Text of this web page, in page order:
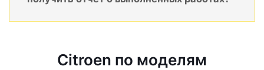
Citroen по моделям